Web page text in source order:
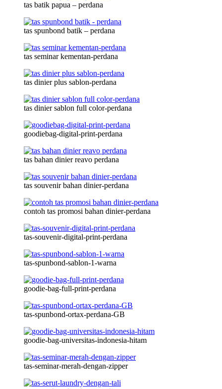
tas batik papua – perdana
tas spunbond batik – perdana
tas seminar kementan-perdana
tas dinier plus sablon-perdana
tas dinier sablon full color-perdana
goodiebag-digital-print-perdana
tas bahan dinier reavo perdana
tas souvenir bahan dinier-perdana
contoh tas promosi bahan dinier-perdana
tas-souvenir-digital-print-perdana
tas-spunbond-sablon-1-warna
goodie-bag-full-print-perdana
tas-spunbond-ortax-perdana-GB
goodie-bag-universitas-indonesia-hitam
tas-seminar-merah-dengan-zipper